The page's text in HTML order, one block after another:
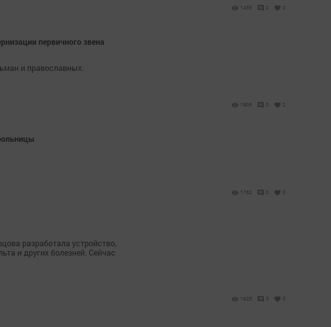
1455 0 0
первичного звена
и православных.
1906 0 2
1762 0 0
разработала устройство,
и других болезней. Сейчас
1925 0 0